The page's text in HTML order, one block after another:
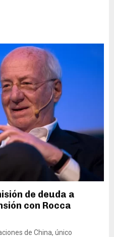
de deuda a
con Rocca
de China, único